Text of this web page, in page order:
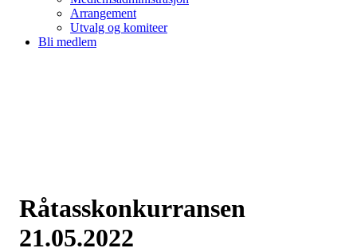
Arrangement
Utvalg og komiteer
Bli medlem
Råtasskonkurransen
21.05.2022